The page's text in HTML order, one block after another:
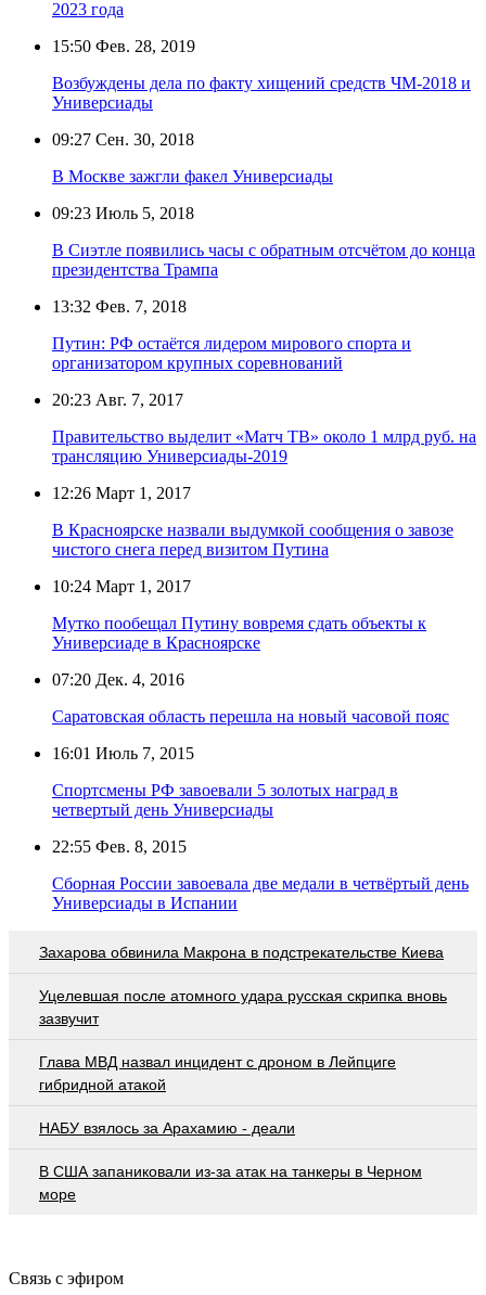
2023 года
15:50 Фев. 28, 2019
Возбуждены дела по факту хищений средств ЧМ-2018 и
Универсиады
09:27 Сен. 30, 2018
В Москве зажгли факел Универсиады
09:23 Июль 5, 2018
В Сиэтле появились часы с обратным отсчётом до конца
президентства Трампа
13:32 Фев. 7, 2018
Путин: РФ остаётся лидером мирового спорта и
организатором крупных соревнований
20:23 Авг. 7, 2017
Правительство выделит «Матч ТВ» около 1 млрд руб. на
трансляцию Универсиады-2019
12:26 Март 1, 2017
В Красноярске назвали выдумкой сообщения о завозе
чистого снега перед визитом Путина
10:24 Март 1, 2017
Мутко пообещал Путину вовремя сдать объекты к
Универсиаде в Красноярске
07:20 Дек. 4, 2016
Саратовская область перешла на новый часовой пояс
16:01 Июль 7, 2015
Спортсмены РФ завоевали 5 золотых наград в
четвертый день Универсиады
22:55 Фев. 8, 2015
Сборная России завоевала две медали в четвёртый день
Универсиады в Испании
Захарова обвинила Макрона в подстрекательстве Киева
Уцелевшая после атомного удара русская скрипка вновь
зазвучит
Глава МВД назвал инцидент с дроном в Лейпциге
гибридной атакой
НАБУ взялось за Арахамию - деали
В США запаниковали из-за атак на танкеры в Черном
море
Связь с эфиром